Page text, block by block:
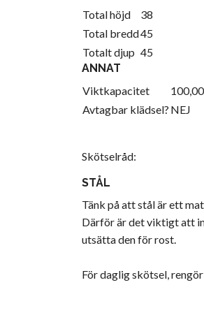
Total höjd
38
Total bredd45
Totalt djup 45
ANNAT
Viktkapacitet
100,00
Avtagbar klädsel? NEJ
Skötselråd:
STÅL
Tänk på att stål är ett
Därför är det viktigt att
utsätta den för rost.
För daglig skötsel,